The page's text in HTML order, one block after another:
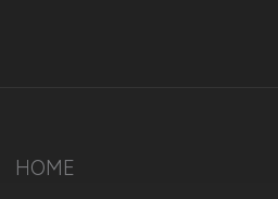
HOME